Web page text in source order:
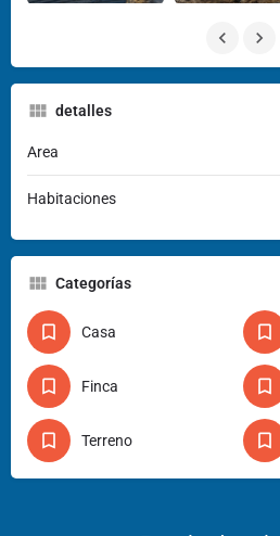
detalles
Area
Habitaciones
Categorías
Casa
Finca
Terreno